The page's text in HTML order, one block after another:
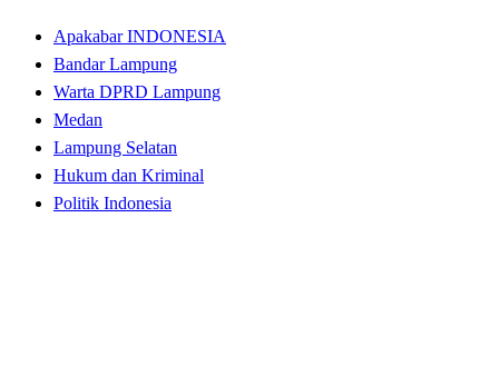
Apakabar INDONESIA
Bandar Lampung
Warta DPRD Lampung
Medan
Lampung Selatan
Hukum dan Kriminal
Politik Indonesia